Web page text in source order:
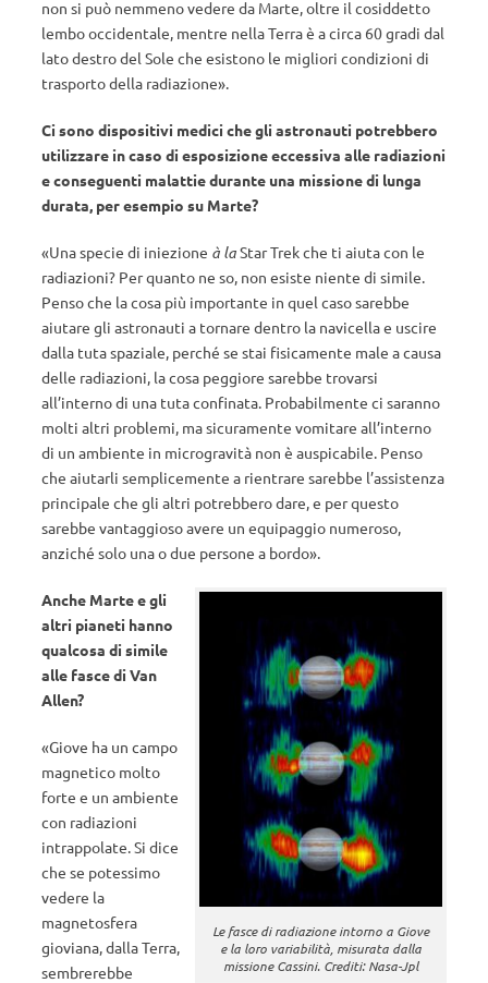
non si può nemmeno vedere da Marte, oltre il cosiddetto
lembo occidentale, mentre nella Terra è a circa 60 gradi dal
lato destro del Sole che esistono le migliori condizioni di
trasporto della radiazione».
Ci sono dispositivi medici che gli astronauti potrebbero
utilizzare in caso di esposizione eccessiva alle radiazioni
e conseguenti malattie durante una missione di lunga
durata, per esempio su Marte?
«Una specie di iniezione à laStar Trek che ti aiuta con le
radiazioni? Per quanto ne so, non esiste niente di simile.
Penso che la cosa più importante in quel caso sarebbe
aiutare gli astronauti a tornare dentro la navicella e uscire
dalla tuta spaziale, perché se stai fisicamente male a causa
delle radiazioni, la cosa peggiore sarebbe trovarsi
all’interno di una tuta confinata. Probabilmente ci saranno
molti altri problemi, ma sicuramente vomitare all’interno
di un ambiente in microgravità non è auspicabile. Penso
che aiutarli semplicemente a rientrare sarebbe l’assistenza
principale che gli altri potrebbero dare, e per questo
sarebbe vantaggioso avere un equipaggio numeroso,
anziché solo una o due persone a bordo».
Le fasce di radiazione intorno a Giove
e la loro variabilità, misurata dalla
missione Cassini. Crediti: Nasa-Jpl
Anche Marte e gli
altri pianeti hanno
qualcosa di simile
alle fasce di Van
Allen?
«Giove ha un campo
magnetico molto
forte e un ambiente
con radiazioni
intrappolate. Si dice
che se potessimo
vedere la
magnetosfera
gioviana, dalla Terra,
sembrerebbe